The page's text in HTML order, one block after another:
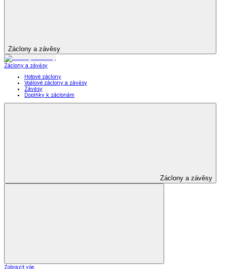
Záclony a závěsy
Záclony a závěsy
Hotové záclony
Voálové záclony a závěsy
Závěsy
Doplňky k záclonám
Záclony a závěsy
Zobrazit vše